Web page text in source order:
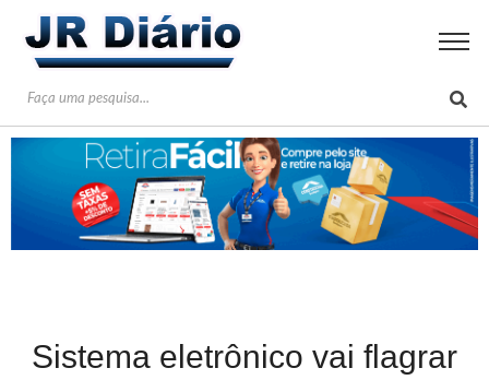
Sistema eletrônico vai flagrar